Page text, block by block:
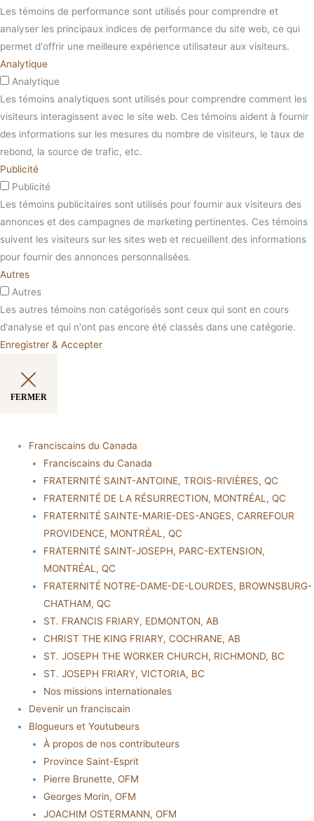
Les témoins de performance sont utilisés pour comprendre et
analyser les principaux indices de performance du site web, ce qui
permet d'offrir une meilleure expérience utilisateur aux visiteurs.
Analytique
Analytique
Les témoins analytiques sont utilisés pour comprendre comment les
visiteurs interagissent avec le site web. Ces témoins aident à fournir
des informations sur les mesures du nombre de visiteurs, le taux de
rebond, la source de trafic, etc.
Publicité
Publicité
Les témoins publicitaires sont utilisés pour fournir aux visiteurs des
annonces et des campagnes de marketing pertinentes. Ces témoins
suivent les visiteurs sur les sites web et recueillent des informations
pour fournir des annonces personnalisées.
Autres
Autres
Les autres témoins non catégorisés sont ceux qui sont en cours
d'analyse et qui n'ont pas encore été classés dans une catégorie.
Enregistrer & Accepter
FERMER
Franciscains du Canada
Franciscains du Canada
FRATERNITÉ SAINT-ANTOINE, TROIS-RIVIÈRES, QC
FRATERNITÉ DE LA RÉSURRECTION, MONTRÉAL, QC
FRATERNITÉ SAINTE-MARIE-DES-ANGES, CARREFOUR
PROVIDENCE, MONTRÉAL, QC
FRATERNITÉ SAINT-JOSEPH, PARC-EXTENSION,
MONTRÉAL, QC
FRATERNITÉ NOTRE-DAME-DE-LOURDES, BROWNSBURG-
CHATHAM, QC
ST. FRANCIS FRIARY, EDMONTON, AB
CHRIST THE KING FRIARY, COCHRANE, AB
ST. JOSEPH THE WORKER CHURCH, RICHMOND, BC
ST. JOSEPH FRIARY, VICTORIA, BC
Nos missions internationales
Devenir un franciscain
Blogueurs et Youtubeurs
À propos de nos contributeurs
Province Saint-Esprit
Pierre Brunette, OFM
Georges Morin, OFM
JOACHIM OSTERMANN, OFM